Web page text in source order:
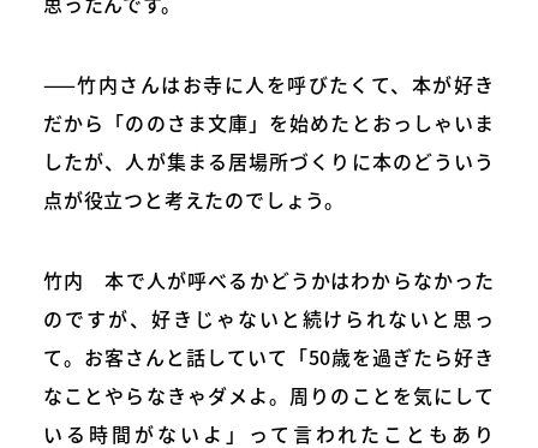
——竹内さんはお寺に人を呼びたくて、本が好き
だから「ののさま文庫」を始めたとおっしゃいま
したが、人が集まる居場所づくりに本のどういう
点が役立つと考えたのでしょう。
竹内 本で人が呼べるかどうかはわからなかった
のですが、好きじゃないと続けられないと思っ
て。お客さんと話していて「50歳を過ぎたら好き
なことやらなきゃダメよ。周りのことを気にして
いる時間がないよ」って言われたこともあり